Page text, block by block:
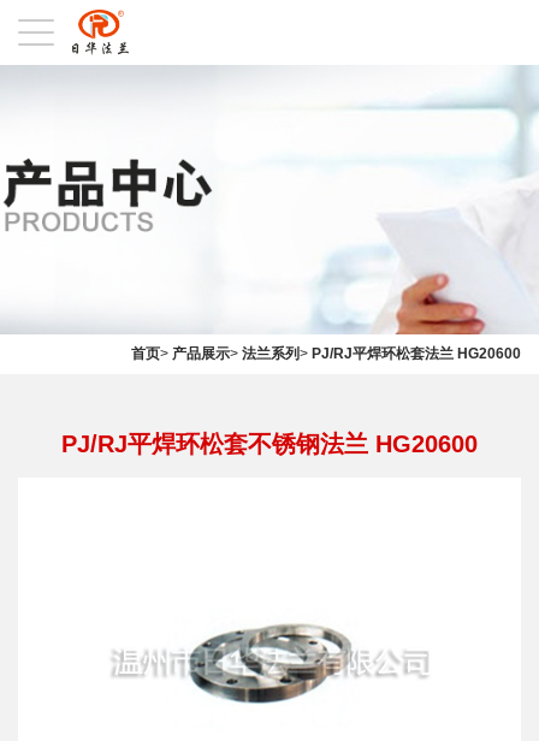
首页> 产品展示> 法兰系列> PJ/RJ平焊环松套法兰 HG20600
PJ/RJ平焊环松套不锈钢法兰 HG20600